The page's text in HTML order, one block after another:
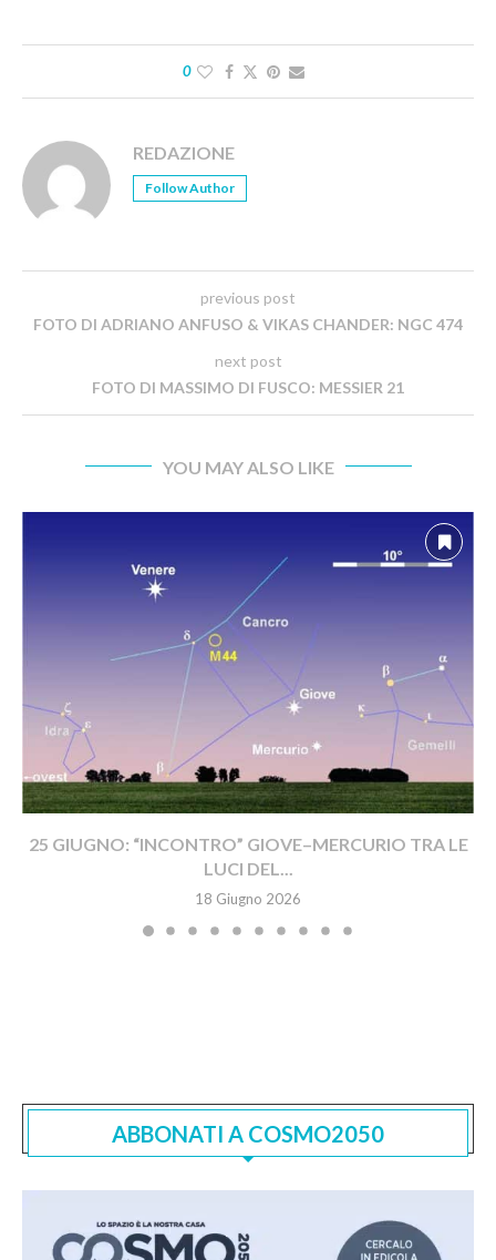
0
REDAZIONE
Follow Author
previous post
FOTO DI ADRIANO ANFUSO & VIKAS CHANDER: NGC 474
next post
FOTO DI MASSIMO DI FUSCO: MESSIER 21
YOU MAY ALSO LIKE
25 GIUGNO: “INCONTRO” GIOVE–MERCURIO TRA LE
LUCI DEL...
18 Giugno 2026
ABBONATI A COSMO2050